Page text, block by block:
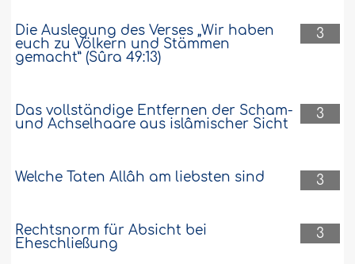
3
Die Auslegung des Verses „Wir haben
euch zu Völkern und Stämmen
gemacht” (Sûra 49:13)
3
Das vollständige Entfernen der Scham-
und Achselhaare aus islâmischer Sicht
3
Welche Taten Allâh am liebsten sind
3
Rechtsnorm für Absicht bei
Eheschließung